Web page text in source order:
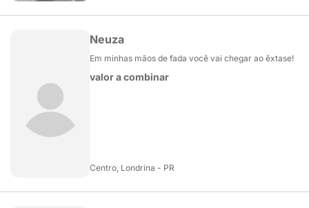
Neuza
Em minhas mãos de fada você vai chegar ao êxtase!
valor a combinar
Centro, Londrina - PR